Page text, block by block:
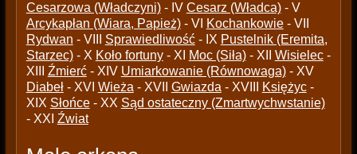
Cesarzowa (Władczyni)- IV Cesarz (Władca)- V
Arcykapłan (Wiara, Papież)- VI Kochankowie- VII
Rydwan - VIII Sprawiedliwość- IX Pustelnik (Eremita,
Starzec)- X Koło fortuny- XI Moc (Siła)- XII Wisielec-
XIII Źmierć- XIV Umiarkowanie (Równowaga)- XV
Diabeł- XVI Wieża - XVII Gwiazda - XVIII Księżyc-
XIX Słońce- XX Sąd ostateczny (Zmartwychwstanie)
- XXI Źwiat